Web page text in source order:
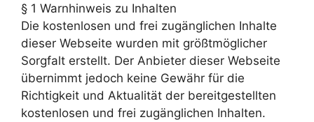
§ 1 Warnhinweis zu Inhalten
Die kostenlosen und frei zugänglichen Inhalte
dieser Webseite wurden mit größtmöglicher
Sorgfalt erstellt. Der Anbieter dieser Webseite
übernimmt jedoch keine Gewähr für die
Richtigkeit und Aktualität der bereitgestellten
kostenlosen und frei zugänglichen Inhalten.
Cookies
können wir die
Funktionsweise
und Struktur
der Website auf
Basis der
Nutzung
verbessern.